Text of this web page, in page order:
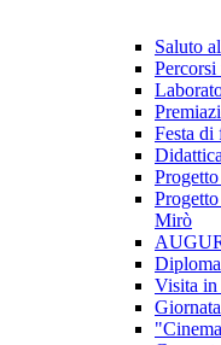
Saluto
Festa di
Mirò
Visita in